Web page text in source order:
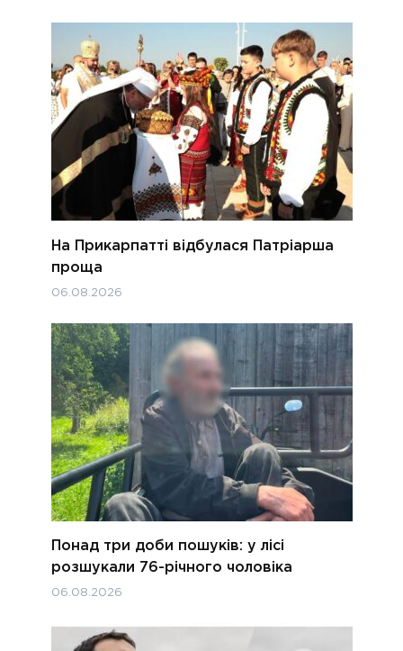
На Прикарпатті відбулася Патріарша
проща
06.08.2026
Понад три доби пошуків: у лісі
розшукали 76-річного чоловіка
06.08.2026